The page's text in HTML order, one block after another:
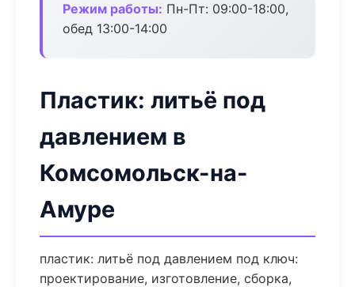
Режим работы: Пн-Пт: 09:00-18:00,
обед 13:00-14:00
Пластик: литьё под
давлением в
Комсомольск-на-
Амуре
пластик: литьё под давлением под ключ:
проектирование, изготовление, сборка,